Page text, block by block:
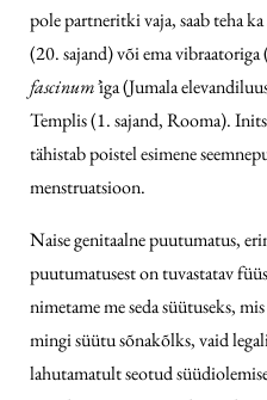
pole partneritki vaja, saab teha
(20. sajand) või ema
fascinum’iga (Jumala
Templis (1. sajand, Rooma).
tähistab poistel esimene
menstruatsioon.
Naise genitaalne puutumatus,
puutumatusest on tuvastatav
nimetame me seda süütuseks,
mingi süütu sõnakõlks, vaid
lahutamatult seotud